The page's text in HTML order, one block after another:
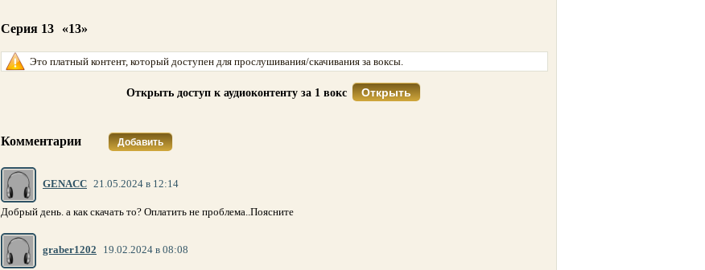
Серия 13 «13»
Это платный контент, который доступен для прослушивания/скачивания за воксы.
Открыть доступ к аудиоконтенту за 1 вокс Открыть
Комментарии Добавить
GENACC 21.05.2024 в 12:14
Добрый день. а как скачать то? Оплатить не проблема..Поясните
graber1202 19.02.2024 в 08:08